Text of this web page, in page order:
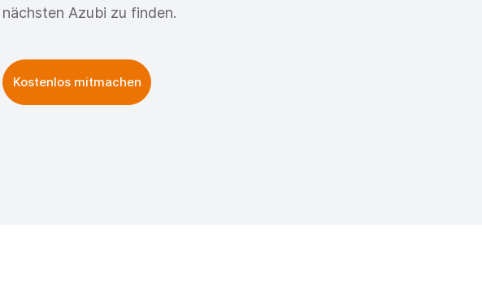
nächsten Azubi zu finden.
Kostenlos mitmachen